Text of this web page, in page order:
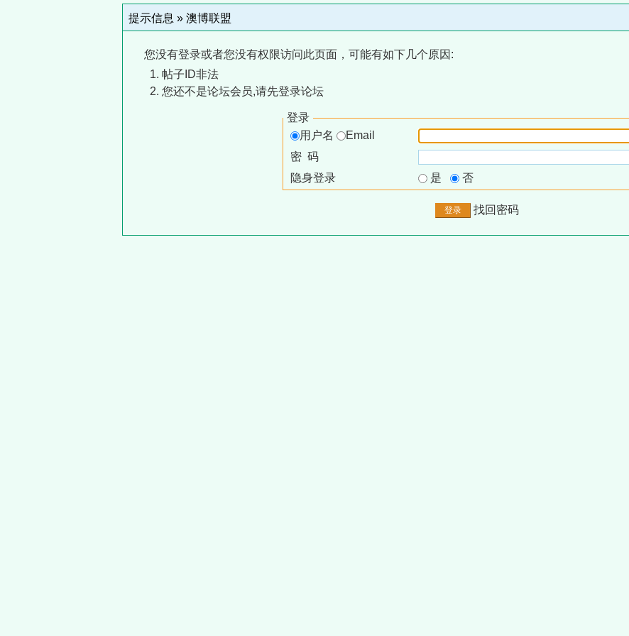
提示信息 » 澳博联盟
您没有登录或者您没有权限访问此页面，可能有如下几个原因:
帖子ID非法
您还不是论坛会员,请先登录论坛
登录
用户名
Email
密 码
隐身登录
是 否
找回密码